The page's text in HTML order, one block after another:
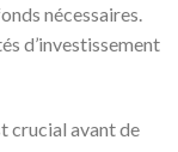
nécessaires.
d’investissement
crucial avant de